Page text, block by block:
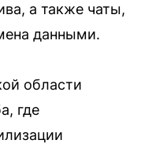
а также чаты,
данными.
области
где